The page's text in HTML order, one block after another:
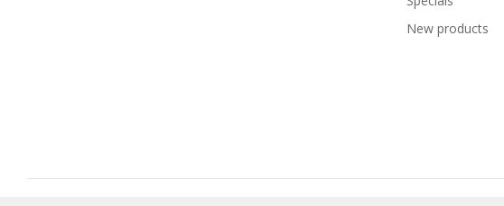
New products